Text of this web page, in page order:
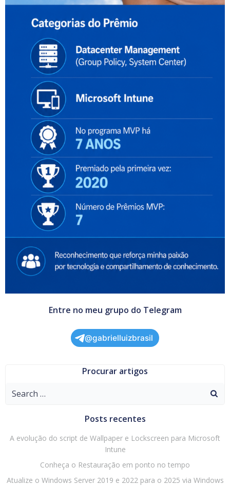
Entre no meu grupo do Telegram
@gabrielluizbrasil
Procurar artigos
Search
Posts recentes
A evolução do script de Wallpaper e Lockscreen para Microsoft
Intune
Conheça o Restauração em ponto no tempo
Atualize o Windows Server 2019 e 2022 para o 2025 via Windows